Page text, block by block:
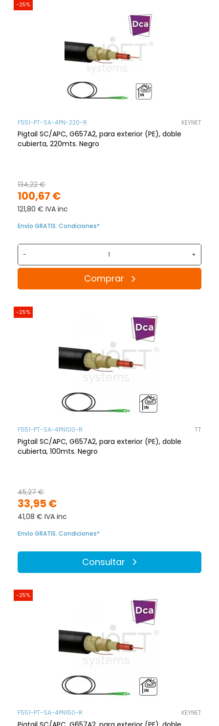
-25%
F551-PT-SA-4PN-220-R KEYNET
Pigtail SC/APC, G657A2, para exterior (PE), doble
cubierta, 220mts. Negro
100,67 €
134,22 €
121,80 € IVA inc
Envío GRATIS. Condiciones*
- +
Comprar
-25%
F551-PT-SA-4PN100-R TT
Pigtail SC/APC, G657A2, para exterior (PE), doble
cubierta, 100mts. Negro
33,95 €
45,27 €
41,08 € IVA inc
Envío GRATIS. Condiciones*
Consultar
-25%
F551-PT-SA-4PN150-R KEYNET